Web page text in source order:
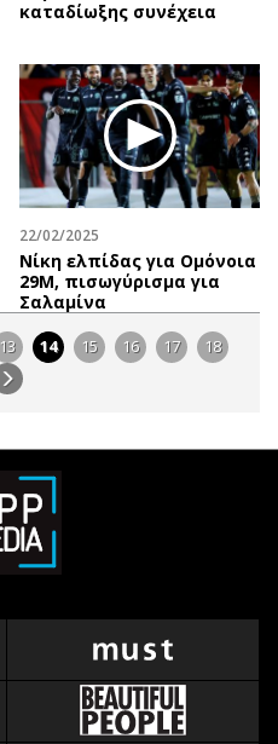
καταδίωξης συνέχεια
22/02/2025
Νίκη ελπίδας για Ομόνοια
29Μ, πισωγύρισμα για
Σαλαμίνα
13 14 15 16 17 18